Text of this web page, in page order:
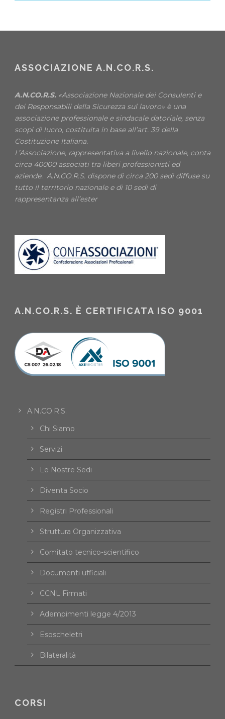
ASSOCIAZIONE A.N.CO.R.S.
A.N.CO.R.S. «Associazione Nazionale dei Consulenti e
dei Responsabili della Sicurezza sul lavoro» è una
associazione professionale e sindacale datoriale, senza
scopi di lucro, costituita in base all’art. 39 della
Costituzione Italiana.
L’Associazione, rappresentativa a livello nazionale, conta
circa 40000 associati tra liberi professionisti ed
aziende. A.N.CO.R.S. dispone di circa 200 sedi diffuse su
tutto il territorio nazionale e di 10 sedi di
rappresentanza all’ester
A.N.CO.R.S. È CERTIFICATA ISO 9001
A.N.CO.R.S.
Chi Siamo
Servizi
Le Nostre Sedi
Diventa Socio
Registri Professionali
Struttura Organizzativa
Comitato tecnico-scientifico
Documenti ufficiali
CCNL Firmati
Adempimenti legge 4/2013
Esoscheletri
Bilateralità
CORSI